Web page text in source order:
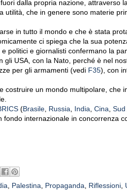
dalla propria nazione, attraverso
utilità, che in genere sono materie
in tutto il mondo e che è stata
ci spiega che la sua
politici e giornalisti confermano la
USA, con la Nato, perché è nel
per gli armamenti (vedi F35), con
costruire un mondo multipolare, che
(Brasile, Russia India Cina Sud
internazionale in concorrenza
Palestina Propaganda Riflessioni,